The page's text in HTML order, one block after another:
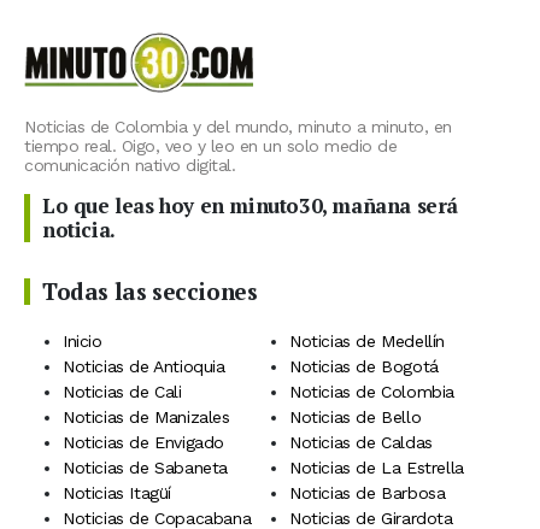
Noticias de Colombia y del mundo, minuto a minuto, en
tiempo real. Oigo, veo y leo en un solo medio de
comunicación nativo digital.
Lo que leas hoy en minuto30, mañana será
noticia.
Todas las secciones
Inicio
Noticias de Medellín
Noticias de Antioquia
Noticias de Bogotá
Noticias de Cali
Noticias de Colombia
Noticias de Manizales
Noticias de Bello
Noticias de Envigado
Noticias de Caldas
Noticias de Sabaneta
Noticias de La Estrella
Noticias Itagüí
Noticias de Barbosa
Noticias de Copacabana
Noticias de Girardota